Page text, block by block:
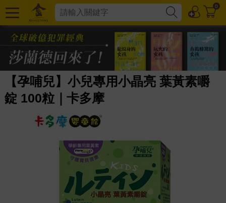
0
【孕哺兒】小兒專用小晶亮 葉黃素嚼
錠 100粒｜卡多摩